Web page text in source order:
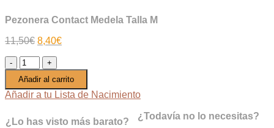
Pezonera Contact Medela Talla M
11,50€ El
original
era:
11,50€.
8,40€El
es:
8,40€.
Pezonera
Contact
Medela
Talla
cantidad
Añadir al carrito
Añadir a tu Lista de Nacimiento
¿Lo has visto más barato?
¿Todavía no lo necesitas?